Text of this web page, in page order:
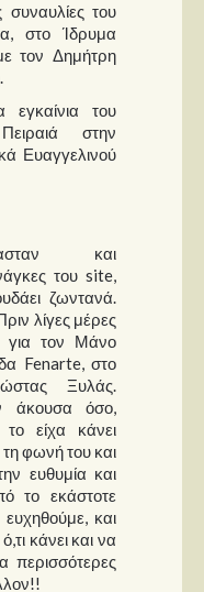
του
στο Ίδρυμα
τον Δημήτρη
του
στην
Ευαγγελινού
και
του site,
ζωντανά.
λίγες μέρες
για τον Μάνο
Fenarte, στο
Ξυλάς.
άκουσα όσο,
είχα κάνει
φωνή του και
ευθυμία και
το εκάστοτε
και
κάνει και να
περισσότερες